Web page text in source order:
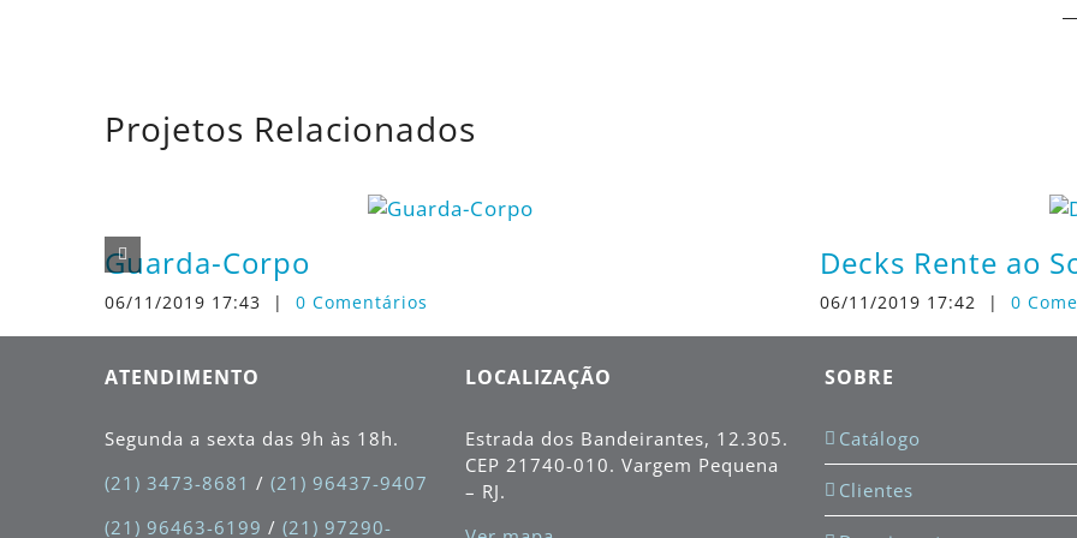
Projetos Relacionados
Guarda-Corpo
06/11/2019 17:43 | 0 Comentários
Decks Rente ao
06/11/2019 17:42 | 0
ATENDIMENTO
Segunda a sexta das 9h às 18h.
(21) 3473-8681 / (21) 96437-9407
(21) 96463-6199 / (21) 97290-
LOCALIZAÇÃO
Estrada dos Bandeirantes, 12.305.
CEP 21740-010. Vargem Pequena
– RJ.
SOBRE
Catálogo
Clientes